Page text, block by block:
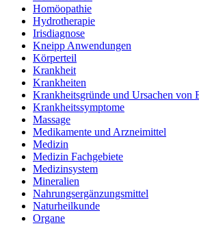
Homöopathie
Hydrotherapie
Irisdiagnose
Kneipp Anwendungen
Körperteil
Krankheit
Krankheiten
Krankheitsgründe und Ursachen von
Krankheitssymptome
Massage
Medikamente und Arzneimittel
Medizin
Medizin Fachgebiete
Medizinsystem
Mineralien
Nahrungsergänzungsmittel
Naturheilkunde
Organe